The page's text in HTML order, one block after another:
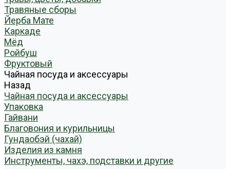
Травяные сборы
Йерба Мате
Каркаде
Мёд
Ройбуш
Фруктовый
Чайная посуда и аксессуары
Назад
Чайная посуда и аксессуары
Упаковка
Гайвани
Благовония и курильницы
Гундаобэй (чахай)
Изделия из камня
Инструменты, чахэ, подставки и другие